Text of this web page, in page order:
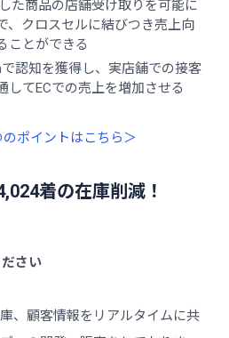
た商品の店舗受け取りを可能に
、クロスセルに結びつき売上向
ことができる
認知を獲得し、実店舗での接客
してECでの売上を増加させる
ポイントはこちら＞
着の在庫削減！
ださい
、顧客情報をリアルタイムに共